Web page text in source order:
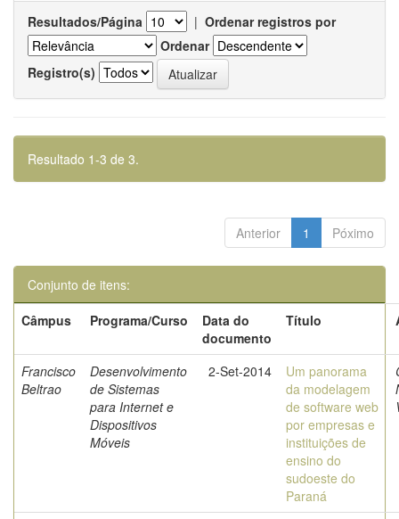
Resultados/Página | Ordenar registros por
Ordenar
Registro(s)
Resultado 1-3 de 3.
Anterior 1 Póximo
Conjunto de itens:
Câmpus
Programa/Curso
Data do
documento
Título
Francisco
Beltrao
Desenvolvimento
de Sistemas
para Internet e
Dispositivos
Móveis
2-Set-2014
Um panorama
da modelagem
de software web
por empresas e
instituições de
ensino do
sudoeste do
Paraná